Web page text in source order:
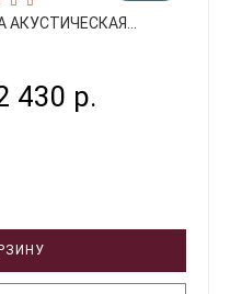
АКУСТИЧЕСКАЯ...
430 р.